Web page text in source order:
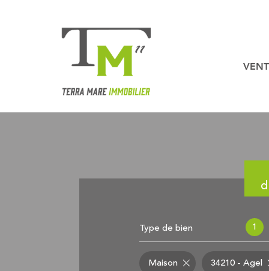
Nos biens
Type de bien 1
Maison 34210 - Agel